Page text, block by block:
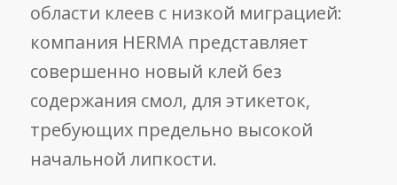
области клеев с низкой миграцией:
компания HERMA представляет
совершенно новый клей без
содержания смол, для этикеток,
требующих предельно высокой
начальной липкости.